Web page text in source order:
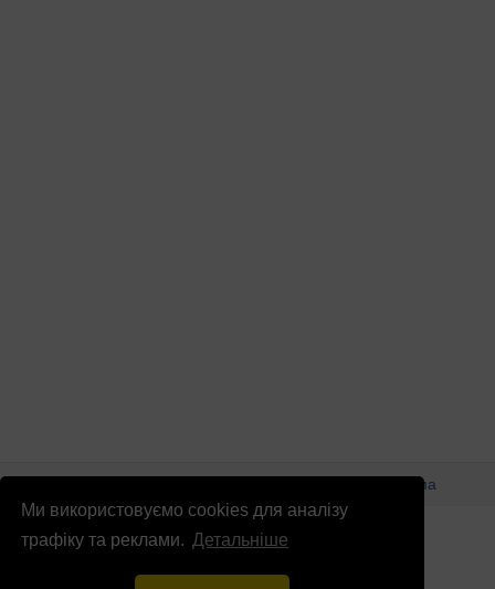
Ми використовуємо cookies для аналізу
трафіку та реклами. Детальніше
© Патріоти України 2026 Правова інформація
Реклама
info@patrioty.org.ua